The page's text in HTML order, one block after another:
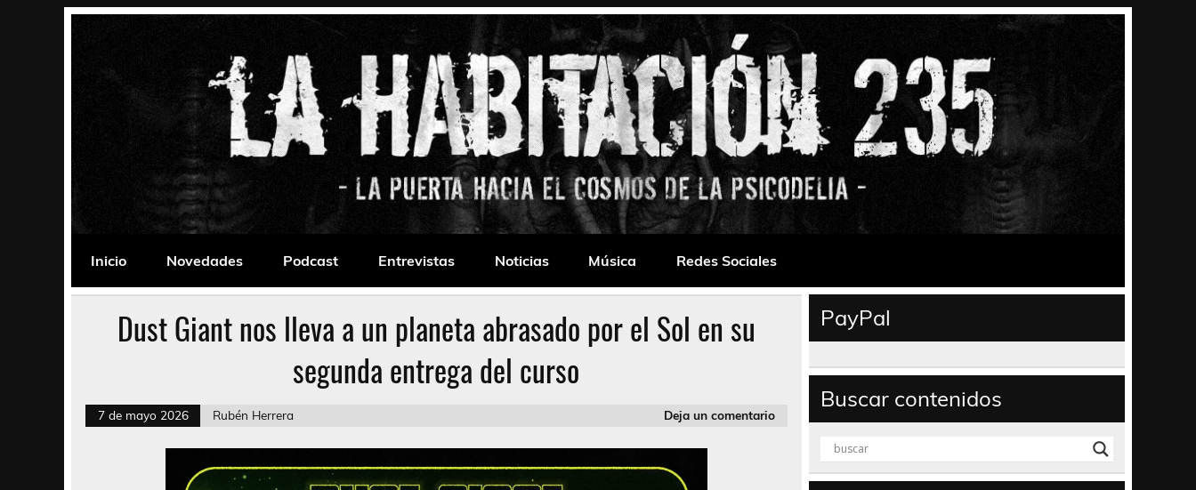
La Habitación 235
Inicio
Novedades Podcast Entrevistas Noticias Música Redes Sociales
Dust Giant nos lleva a un planeta abrasado por el Sol en su
segunda entrega del curso
7 de mayo 2026 Rubén Herrera Deja un comentario
PayPal
Buscar contenidos